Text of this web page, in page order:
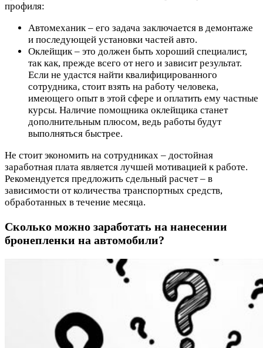
профиля:
Автомеханик – его задача заключается в демонтаже
и последующей установки частей авто.
Оклейщик – это должен быть хороший специалист,
так как, прежде всего от него и зависит результат.
Если не удастся найти квалифицированного
сотрудника, стоит взять на работу человека,
имеющего опыт в этой сфере и оплатить ему частные
курсы. Наличие помощника оклейщика станет
дополнительным плюсом, ведь работы будут
выполняться быстрее.
Не стоит экономить на сотрудниках – достойная
заработная плата является лучшей мотивацией к работе.
Рекомендуется предложить сдельный расчет – в
зависимости от количества транспортных средств,
обработанных в течение месяца.
Сколько можно заработать на нанесении
бронепленки на автомобили?